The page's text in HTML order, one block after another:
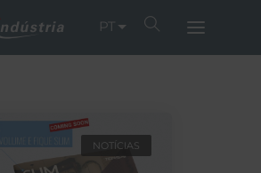
PT
NOTÍCIAS